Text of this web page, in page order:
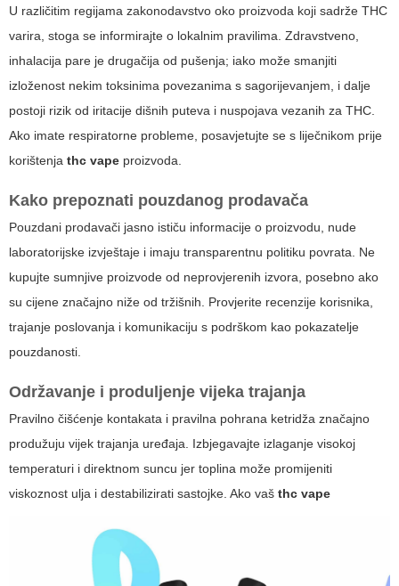
U različitim regijama zakonodavstvo oko proizvoda koji sadrže THC
varira, stoga se informirajte o lokalnim pravilima. Zdravstveno,
inhalacija pare je drugačija od pušenja; iako može smanjiti
izloženost nekim toksinima povezanima s sagorijevanjem, i dalje
postoji rizik od iritacije dišnih puteva i nuspojava vezanih za THC.
Ako imate respiratorne probleme, posavjetujte se s liječnikom prije
korištenja thc vape proizvoda.
Kako prepoznati pouzdanog prodavača
Pouzdani prodavači jasno ističu informacije o proizvodu, nude
laboratorijske izvještaje i imaju transparentnu politiku povrata. Ne
kupujte sumnjive proizvode od neprovjerenih izvora, posebno ako
su cijene značajno niže od tržišnih. Provjerite recenzije korisnika,
trajanje poslovanja i komunikaciju s podrškom kao pokazatelje
pouzdanosti.
Održavanje i produljenje vijeka trajanja
Pravilno čišćenje kontakata i pravilna pohrana ketridža značajno
produžuju vijek trajanja uređaja. Izbjegavajte izlaganje visokoj
temperaturi i direktnom suncu jer toplina može promijeniti
viskoznost ulja i destabilizirati sastojke. Ako vaš thc vape